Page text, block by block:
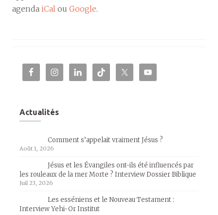
agenda iCal ou Google.
Actualités
Comment s’appelait vraiment Jésus ?
Août 1, 2026
Jésus et les Évangiles ont-ils été influencés par
les rouleaux de la mer Morte ? Interview Dossier Biblique
Juil 23, 2026
Les esséniens et le Nouveau Testament :
Interview Yehi-Or Institut